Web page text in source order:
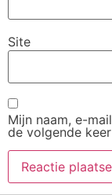
Site
Mijn naam, e-
de volgende